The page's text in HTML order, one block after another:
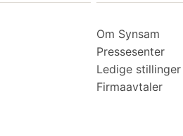
Om Synsam
Pressesenter
Ledige stillinger
Firmaavtaler